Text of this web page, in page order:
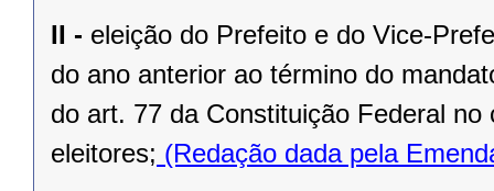
II - eleição do Prefeito e do Vice-
do ano anterior ao término do
do art. 77 da Constituição Federal
eleitores; (Redação dada pela